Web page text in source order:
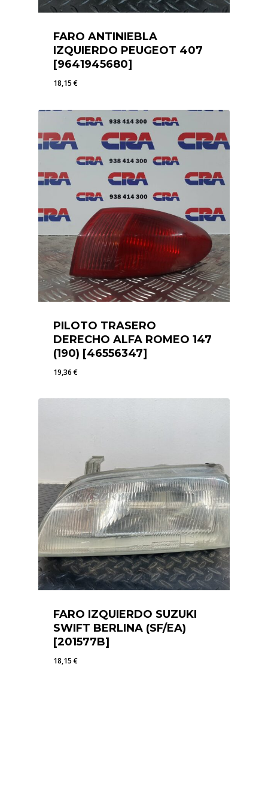
FARO ANTINIEBLA
IZQUIERDO PEUGEOT 407
[9641945680]
18,15€
PILOTO TRASERO
DERECHO ALFA ROMEO 147
(190) [46556347]
19,36€
FARO IZQUIERDO SUZUKI
SWIFT BERLINA (SF/EA)
[201577B]
18,15€